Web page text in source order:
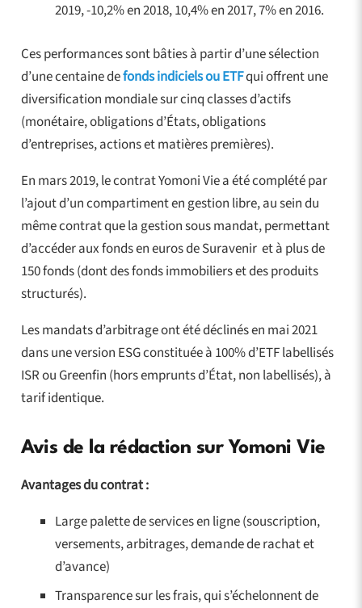
2019, -10,2% en 2018, 10,4% en 2017, 7% en 2016.
Ces performances sont bâties à partir d’une sélection
d’une centaine defonds indiciels ou ETFqui offrent une
diversification mondiale sur cinq classes d’actifs
(monétaire, obligations d’États, obligations
d’entreprises, actions et matières premières).
En mars 2019, le contrat Yomoni Vie a été complété par
l’ajout d’un compartiment en gestion libre, au sein du
même contrat que la gestion sous mandat, permettant
d’accéder aux fonds en euros de Suravenir et à plus de
150 fonds (dont des fonds immobiliers et des produits
structurés).
Les mandats d’arbitrage ont été déclinés en mai 2021
dans une version ESG constituée à 100% d’ETF labellisés
ISR ou Greenfin (hors emprunts d’État, non labellisés), à
tarif identique.
Avis de la rédaction sur Yomoni Vie
Avantages du contrat :
Large palette de services en ligne (souscription,
versements, arbitrages, demande de rachat et
d’avance)
Transparence sur les frais, qui s’échelonnent de